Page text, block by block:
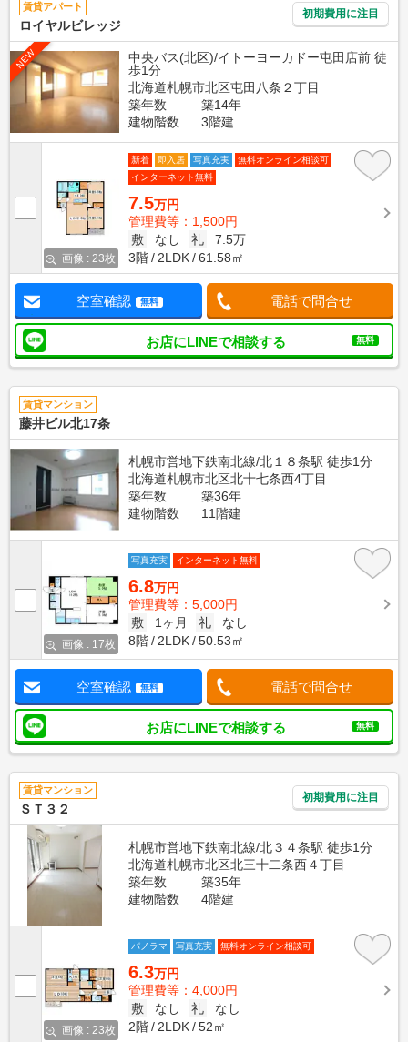
賃貸アパート
ロイヤルビレッジ
初期費用に注目
NEW
中央バス(北区)/イトーヨーカドー屯田店前 徒
歩1分
北海道札幌市北区屯田八条２丁目
築年数
築14年
建物階数
3階建
画像 : 23枚
新着 即入居 写真充実
無料オンライン相談可
インターネット無料
7.5万円
管理費等：1,500円
敷
なし 礼
7.5万
3階
2LDK 61.58㎡
空室確認 無料 電話で問合せ
お店にLINEで相談する 無料
賃貸マンション
藤井ビル北17条
札幌市営地下鉄南北線/北１８条駅 徒歩1分
北海道札幌市北区北十七条西4丁目
築年数
築36年
建物階数
11階建
画像 : 17枚
写真充実 インターネット無料
6.8万円
管理費等：5,000円
敷
1ヶ月 礼
なし
8階
2LDK 50.53㎡
空室確認 無料 電話で問合せ
お店にLINEで相談する 無料
賃貸マンション
ＳＴ３２
初期費用に注目
札幌市営地下鉄南北線/北３４条駅 徒歩1分
北海道札幌市北区北三十二条西４丁目
築年数
築35年
建物階数
4階建
画像 : 23枚
パノラマ 写真充実 無料オンライン相談可
6.3万円
管理費等：4,000円
敷
なし 礼
なし
2階
2LDK 52㎡